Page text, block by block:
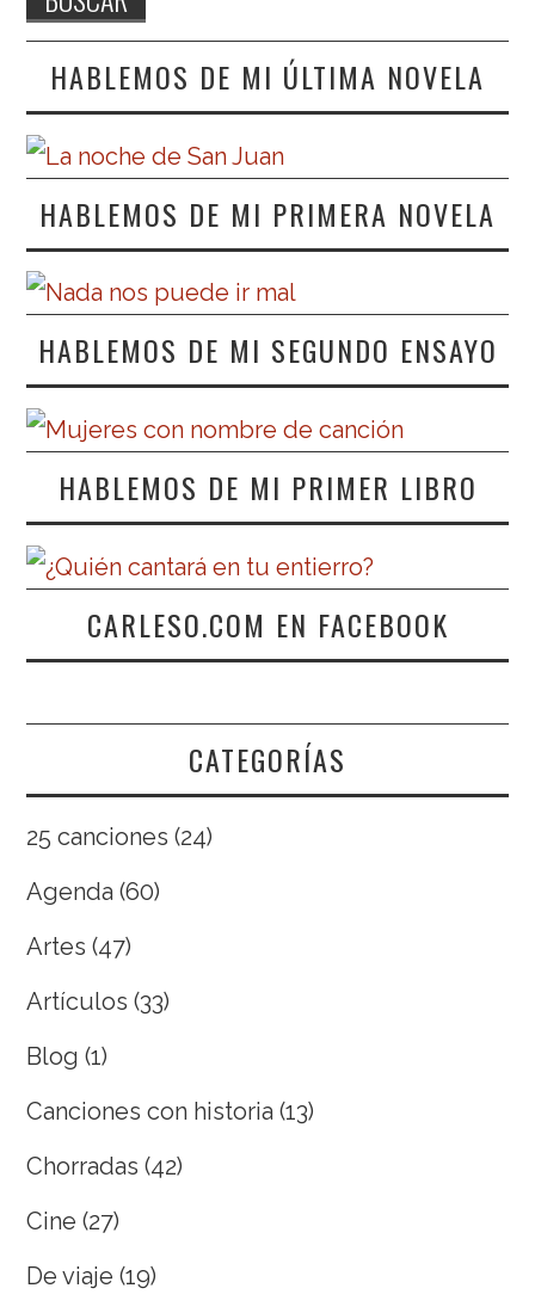
HABLEMOS DE MI ÚLTIMA NOVELA
HABLEMOS DE MI PRIMERA NOVELA
HABLEMOS DE MI SEGUNDO ENSAYO
HABLEMOS DE MI PRIMER LIBRO
CARLESO.COM EN FACEBOOK
CATEGORÍAS
25 canciones (24)
Agenda (60)
Artes (47)
Artículos (33)
Blog (1)
Canciones con historia (13)
Chorradas (42)
Cine (27)
De viaje (19)